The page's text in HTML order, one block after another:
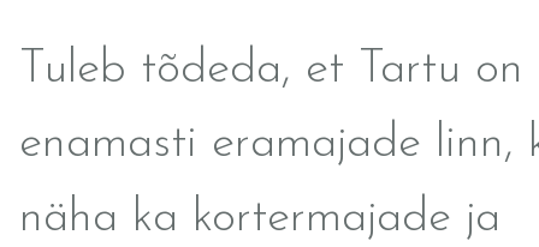
Tuleb tõdeda, et Tartu on
enamasti eramajade linn,
näha ka kortermajade ja